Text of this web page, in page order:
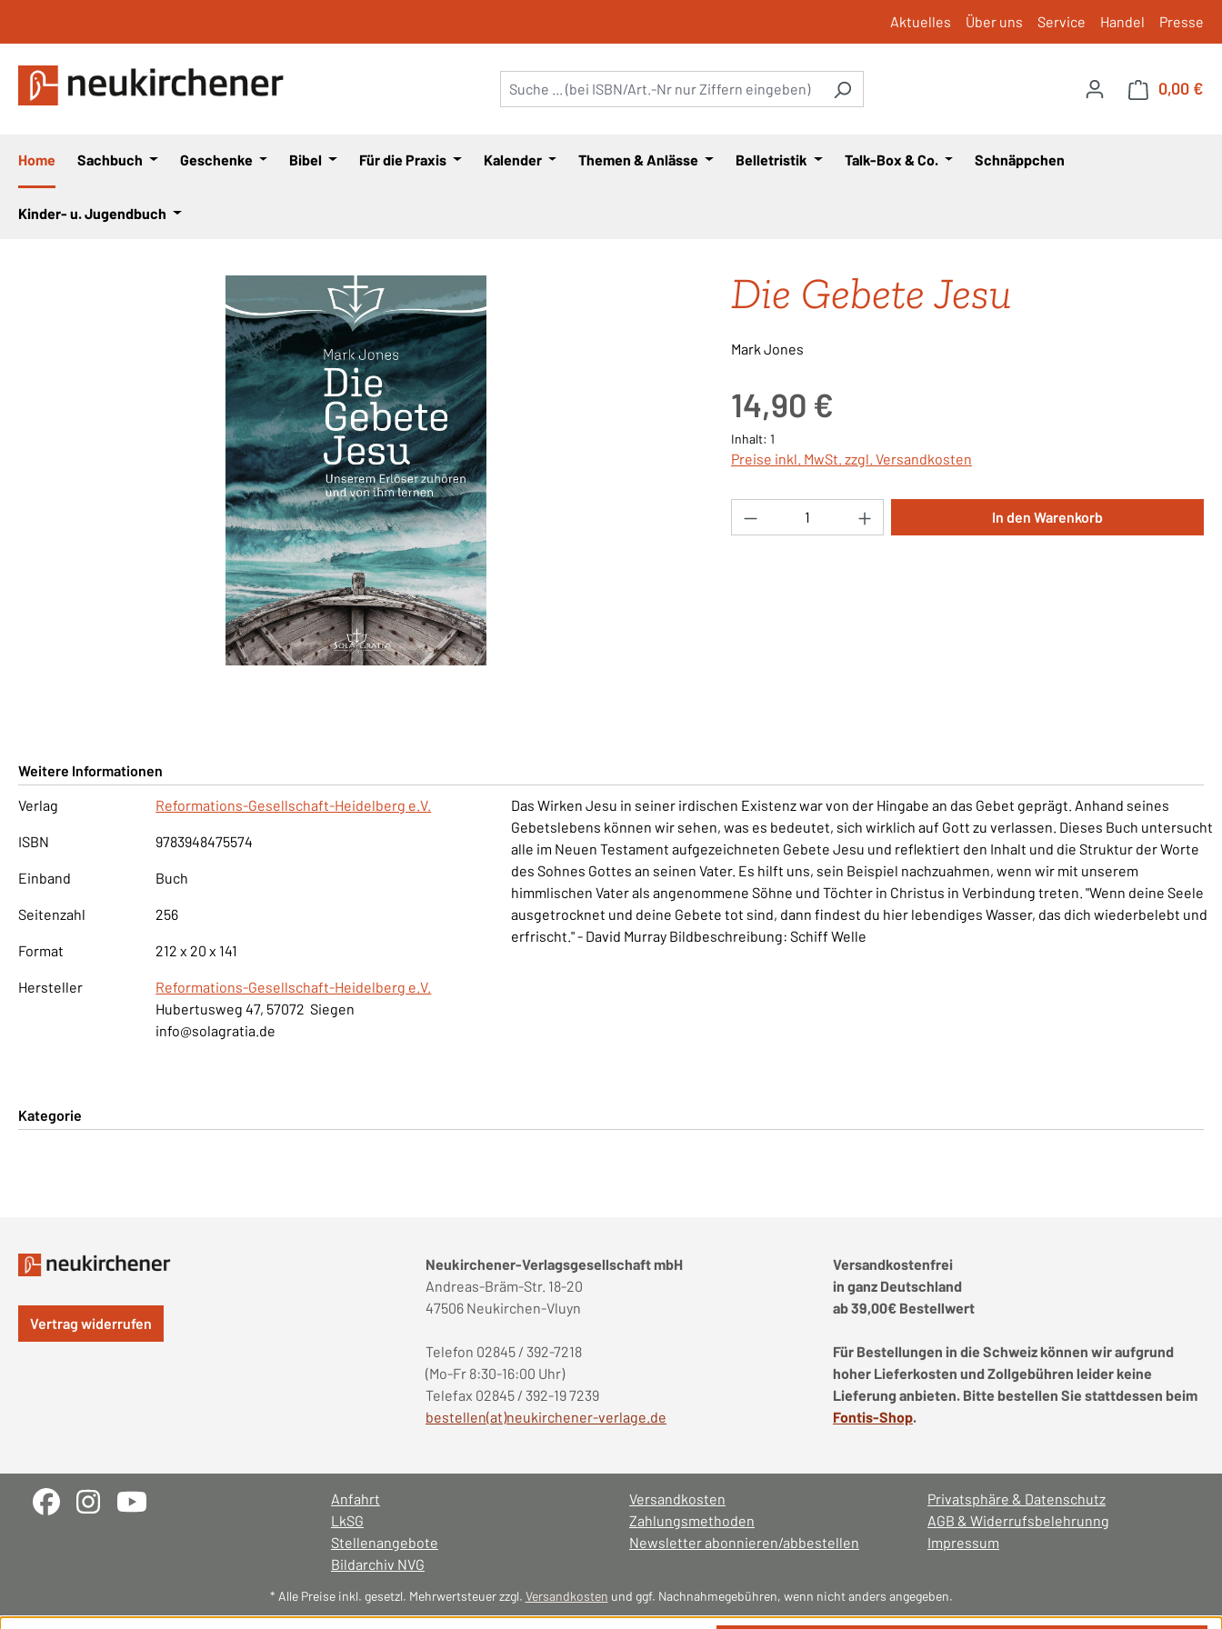
Aktuelles Über uns Service Handel Presse
0,00 €
Home Sachbuch Geschenke Bibel Für die Praxis Kalender Themen & Anlässe Belletristik Talk-Box & Co. Schnäppchen
Kinder- u. Jugendbuch
Die Gebete Jesu
Mark Jones
14,90 €
Inhalt: 1
Preise inkl. MwSt. zzgl. Versandkosten
Produkt Anzahl: Gib den gewünschten Wert ein
In den Warenkorb
Weitere Informationen
Verlag
Reformations-Gesellschaft-Heidelberg e.V.
ISBN 9783948475574
Einband Buch
Seitenzahl 256
Format 212 x 20 x 141
Hersteller
Reformations-Gesellschaft-Heidelberg e.V.
Hubertusweg 47, 57072 Siegen
info@solagratia.de
Das Wirken Jesu in seiner irdischen Existenz war von der Hingabe an das Gebet geprägt. Anhand seines
Gebetslebens können wir sehen, was es bedeutet, sich wirklich auf Gott zu verlassen. Dieses Buch untersucht
alle im Neuen Testament aufgezeichneten Gebete Jesu und reflektiert den Inhalt und die Struktur der Worte
des Sohnes Gottes an seinen Vater. Es hilft uns, sein Beispiel nachzuahmen, wenn wir mit unserem
himmlischen Vater als angenommene Söhne und Töchter in Christus in Verbindung treten. "Wenn deine Seele
ausgetrocknet und deine Gebete tot sind, dann findest du hier lebendiges Wasser, das dich wiederbelebt und
erfrischt." - David Murray Bildbeschreibung: Schiff Welle
Kategorie
Vertrag widerrufen
Neukirchener-Verlagsgesellschaft mbH
Andreas-Bräm-Str. 18-20
47506 Neukirchen-Vluyn
Telefon 02845 / 392-7218
(Mo-Fr 8:30-16:00 Uhr)
Telefax 02845 / 392-19 7239
bestellen(at)neukirchener-verlage.de
Versandkostenfrei
in ganz Deutschland
ab 39,00€ Bestellwert
Für Bestellungen in die Schweiz können wir aufgrund
hoher Lieferkosten und Zollgebühren leider keine
Lieferung anbieten. Bitte bestellen Sie stattdessen beim
Fontis-Shop.
Anfahrt
LkSG
Stellenangebote
Versandkosten
Zahlungsmethoden
Newsletter abonnieren/abbestellen
Privatsphäre & Datenschutz
AGB & Widerrufsbelehrunng
Impressum
Bildarchiv NVG
* Alle Preise inkl. gesetzl. Mehrwertsteuer zzgl. Versandkosten und ggf. Nachnahmegebühren, wenn nicht anders angegeben.